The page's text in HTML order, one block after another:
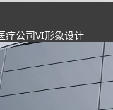
疗公司VI形象设计